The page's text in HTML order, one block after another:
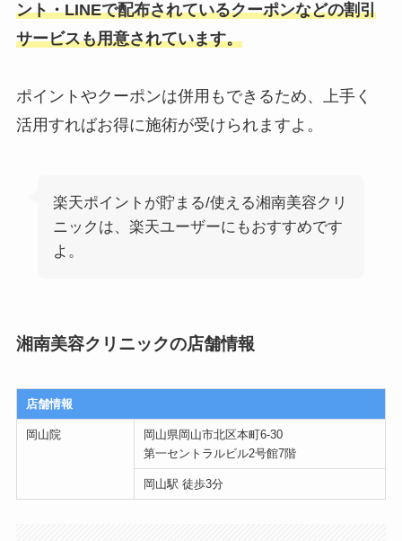
ント・LINEで配布されているクーポンなどの割引
サービスも用意されています。
ポイントやクーポンは併用もできるため、上手く
活用すればお得に施術が受けられますよ。
楽天ポイントが貯まる/使える湘南美容クリ
ニックは、楽天ユーザーにもおすすめです
よ。
湘南美容クリニックの店舗情報
店舗情報
岡山院
岡山県岡山市北区本町6-30
第一セントラルビル2号館7階
岡山駅 徒歩3分